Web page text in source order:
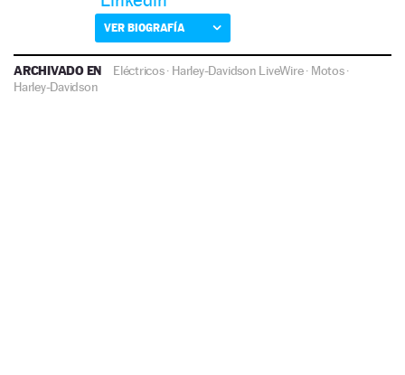
VER BIOGRAFÍA
ARCHIVADO EN Eléctricos· Harley-Davidson LiveWire· Motos·
Harley-Davidson